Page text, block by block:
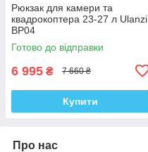
Рюкзак для камери та
квадрокоптера 23-27 л Ulanzi
BP04
Готово до відправки
6 995 ₴ 7 660 ₴
Купити
Про нас